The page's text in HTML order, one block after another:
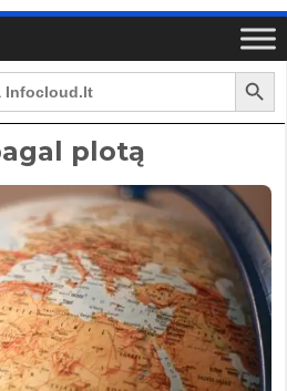
Search Button
plotą